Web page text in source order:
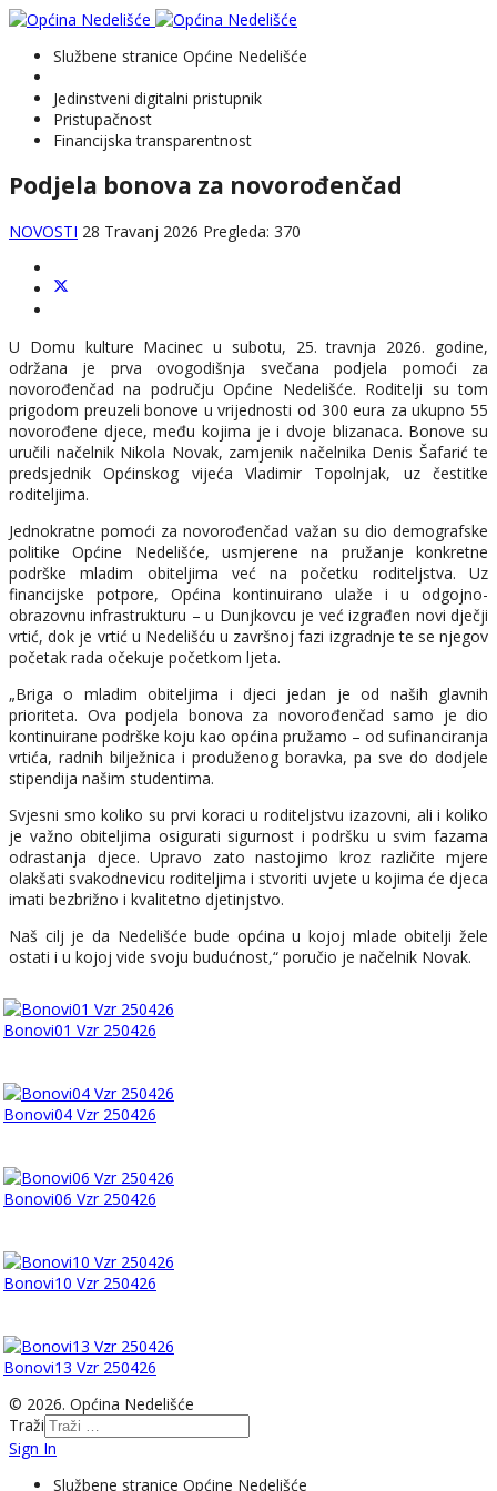
Službene stranice Općine Nedelišće
Jedinstveni digitalni pristupnik
Pristupačnost
Financijska transparentnost
Podjela bonova za novorođenčad
NOVOSTI 28 Travanj 2026 Pregleda: 370
U Domu kulture Macinec u subotu, 25. travnja 2026. godine,
održana je prva ovogodišnja svečana podjela pomoći za
novorođenčad na području Općine Nedelišće. Roditelji su tom
prigodom preuzeli bonove u vrijednosti od 300 eura za ukupno 55
novorođene djece, među kojima je i dvoje blizanaca. Bonove su
uručili načelnik Nikola Novak, zamjenik načelnika Denis Šafarić te
predsjednik Općinskog vijeća Vladimir Topolnjak, uz čestitke
roditeljima.
Jednokratne pomoći za novorođenčad važan su dio demografske
politike Općine Nedelišće, usmjerene na pružanje konkretne
podrške mladim obiteljima već na početku roditeljstva. Uz
financijske potpore, Općina kontinuirano ulaže i u odgojno-
obrazovnu infrastrukturu – u Dunjkovcu je već izgrađen novi dječji
vrtić, dok je vrtić u Nedelišću u završnoj fazi izgradnje te se njegov
početak rada očekuje početkom ljeta.
„Briga o mladim obiteljima i djeci jedan je od naših glavnih
prioriteta. Ova podjela bonova za novorođenčad samo je dio
kontinuirane podrške koju kao općina pružamo – od sufinanciranja
vrtića, radnih bilježnica i produženog boravka, pa sve do dodjele
stipendija našim studentima.
Svjesni smo koliko su prvi koraci u roditeljstvu izazovni, ali i koliko
je važno obiteljima osigurati sigurnost i podršku u svim fazama
odrastanja djece. Upravo zato nastojimo kroz različite mjere
olakšati svakodnevicu roditeljima i stvoriti uvjete u kojima će djeca
imati bezbrižno i kvalitetno djetinjstvo.
Naš cilj je da Nedelišće bude općina u kojoj mlade obitelji žele
ostati i u kojoj vide svoju budućnost,“ poručio je načelnik Novak.
Bonovi01 Vzr 250426
Bonovi04 Vzr 250426
Bonovi06 Vzr 250426
Bonovi10 Vzr 250426
Bonovi13 Vzr 250426
© 2026. Općina Nedelišće
Traži
Sign In
Službene stranice Općine Nedelišće